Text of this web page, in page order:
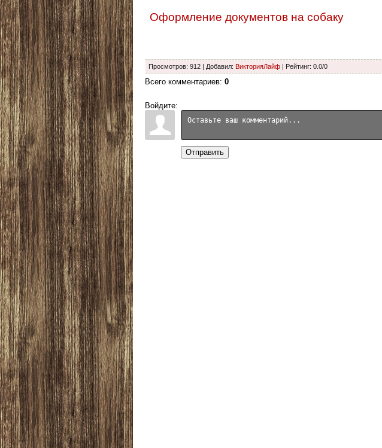
Оформление документов на собаку
Просмотров: 912 Добавил: ВикторияЛайф Рейтинг: 0.0/0
Всего комментариев: 0
Войдите:
Отправить